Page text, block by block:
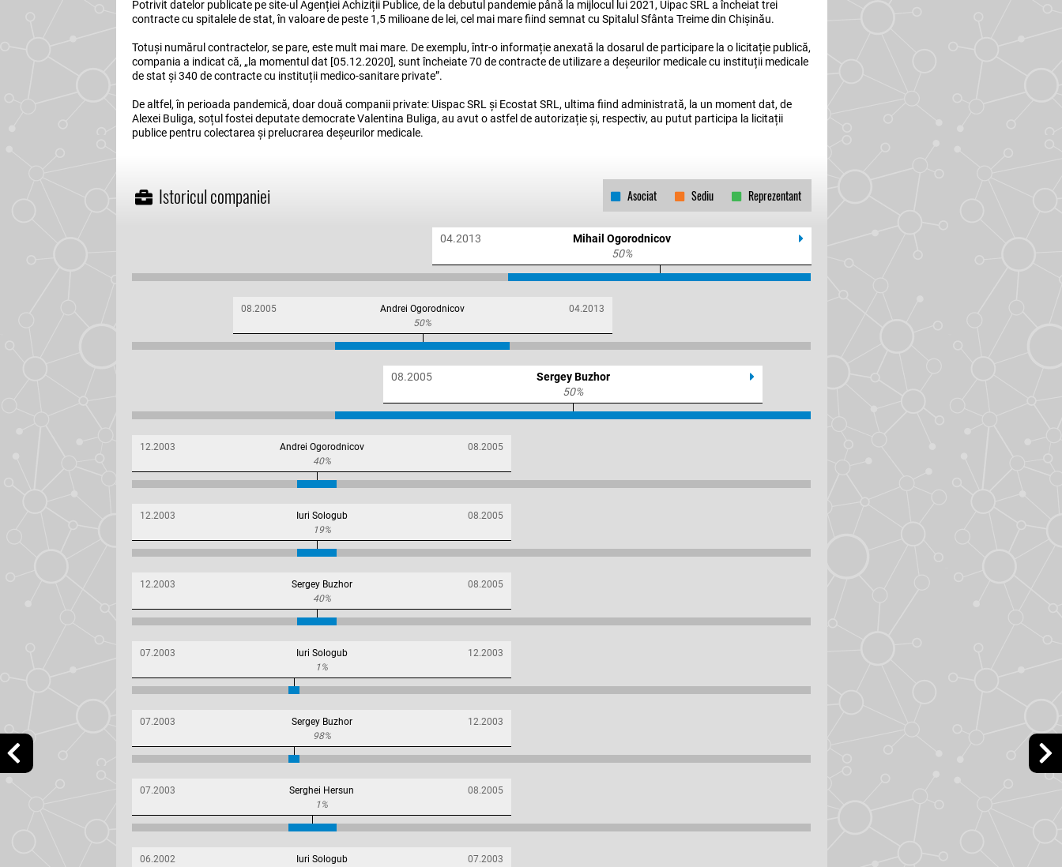
Potrivit datelor publicate pe site-ul Agenției Achiziții Publice, de la debutul pandemie până la mijlocul lui 2021, Uipac SRL a încheiat trei
contracte cu spitalele de stat, în valoare de peste 1,5 milioane de lei, cel mai mare fiind semnat cu Spitalul Sfânta Treime din Chișinău.
Totuși numărul contractelor, se pare, este mult mai mare. De exemplu, într-o informație anexată la dosarul de participare la o licitație publică,
compania a indicat că, „la momentul dat [05.12.2020], sunt încheiate 70 de contracte de utilizare a deșeurilor medicale cu instituții medicale
de stat și 340 de contracte cu instituții medico-sanitare private”.
De altfel, în perioada pandemică, doar două companii private: Uispac SRL și Ecostat SRL, ultima fiind administrată, la un moment dat, de
Alexei Buliga, soțul fostei deputate democrate Valentina Buliga, au avut o astfel de autorizație și, respectiv, au putut participa la licitații
publice pentru colectarea și prelucrarea deșeurilor medicale.
Reprezentant
Sediu
Asociat
Istoricul companiei
04.2013
Mihail Ogorodnicov
50%
08.2005 Andrei Ogorodnicov
04.2013
50%
08.2005
Sergey Buzhor
50%
12.2003 Andrei Ogorodnicov
08.2005
40%
12.2003 Iuri Sologub
08.2005
19%
12.2003 Sergey Buzhor
08.2005
40%
07.2003 Iuri Sologub
12.2003
1%
07.2003 Sergey Buzhor
12.2003
98%
07.2003 Serghei Hersun
08.2005
1%
06.2002 Iuri Sologub
07.2003